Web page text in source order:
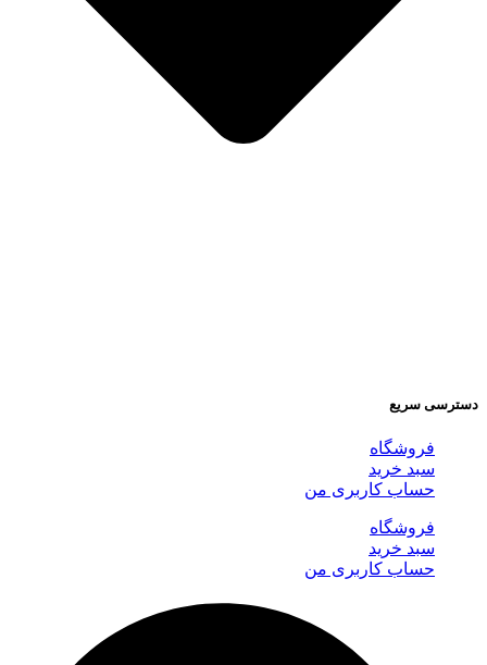
دسترسی سریع
فروشگاه
سبد خرید
حساب کاربری من
فروشگاه
سبد خرید
حساب کاربری من